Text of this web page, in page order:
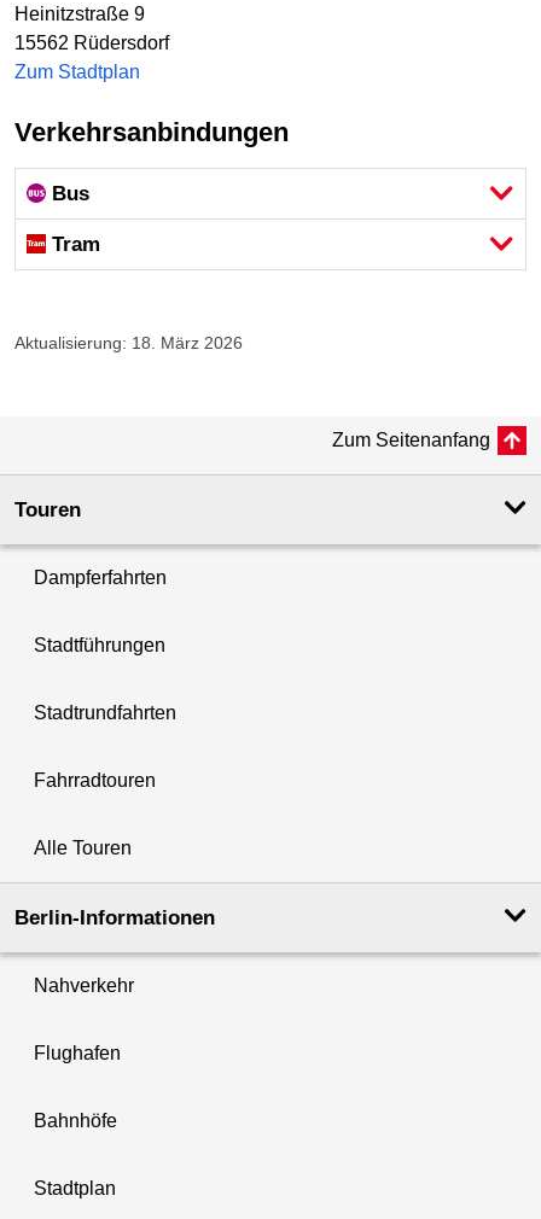
Heinitzstraße 9
15562 Rüdersdorf
Zum Stadtplan
Verkehrsanbindungen
Bus
Tram
Aktualisierung: 18. März 2026
Zum Seitenanfang
Touren
Dampferfahrten
Stadtführungen
Stadtrundfahrten
Fahrradtouren
Alle Touren
Berlin-Informationen
Nahverkehr
Flughafen
Bahnhöfe
Stadtplan